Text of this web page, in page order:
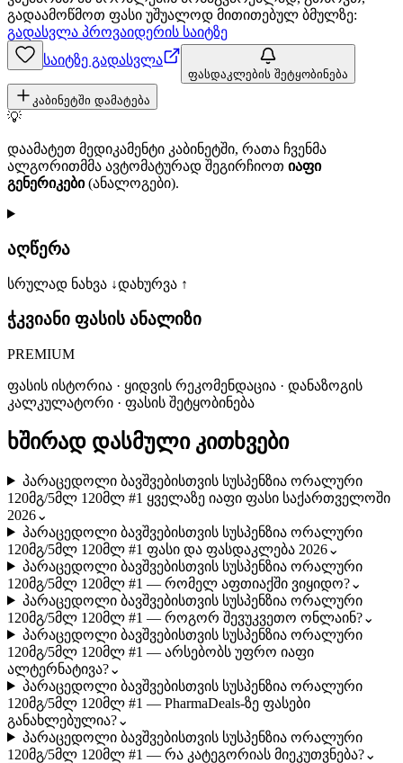
გადაამოწმოთ ფასი უშუალოდ მითითებულ ბმულზე:
გადასვლა პროვაიდერის საიტზე
საიტზე გადასვლა
ფასდაკლების შეტყობინება
კაბინეტში დამატება
💡
დაამატეთ მედიკამენტი კაბინეტში, რათა ჩვენმა
ალგორითმმა ავტომატურად შეგირჩიოთ იაფი
გენერიკები(ანალოგები).
აღწერა
სრულად ნახვა ↓დახურვა ↑
ჭკვიანი ფასის ანალიზი
PREMIUM
ფასის ისტორია · ყიდვის რეკომენდაცია · დანაზოგის
კალკულატორი · ფასის შეტყობინება
ხშირად დასმული კითხვები
პარაცედოლი ბავშვებისთვის სუსპენზია ორალური
120მგ/5მლ 120მლ #1 ყველაზე იაფი ფასი საქართველოში
2026⌄
პარაცედოლი ბავშვებისთვის სუსპენზია ორალური
120მგ/5მლ 120მლ #1 ფასი და ფასდაკლება 2026⌄
პარაცედოლი ბავშვებისთვის სუსპენზია ორალური
120მგ/5მლ 120მლ #1 — რომელ აფთიაქში ვიყიდო?⌄
პარაცედოლი ბავშვებისთვის სუსპენზია ორალური
120მგ/5მლ 120მლ #1 — როგორ შევუკვეთო ონლაინ?⌄
პარაცედოლი ბავშვებისთვის სუსპენზია ორალური
120მგ/5მლ 120მლ #1 — არსებობს უფრო იაფი
ალტერნატივა?⌄
პარაცედოლი ბავშვებისთვის სუსპენზია ორალური
120მგ/5მლ 120მლ #1 — PharmaDeals-ზე ფასები
განახლებულია?⌄
პარაცედოლი ბავშვებისთვის სუსპენზია ორალური
120მგ/5მლ 120მლ #1 — რა კატეგორიას მიეკუთვნება?⌄